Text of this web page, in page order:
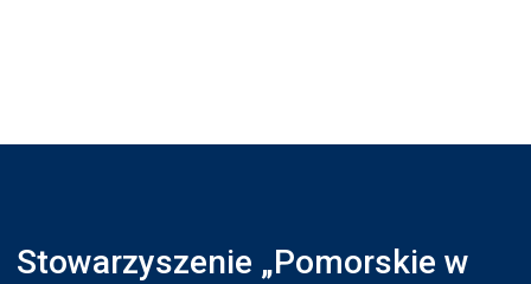
Stowarzyszenie „Pomorskie w